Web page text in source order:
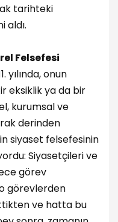
tarihteki
aldı.
Felsefesi
yılında, onun
eksiklik ya da bir
kurumsal ve
derinden
siyaset felsefesinin
Siyasetçileri ve
görev
görevlerden
ve hatta bu